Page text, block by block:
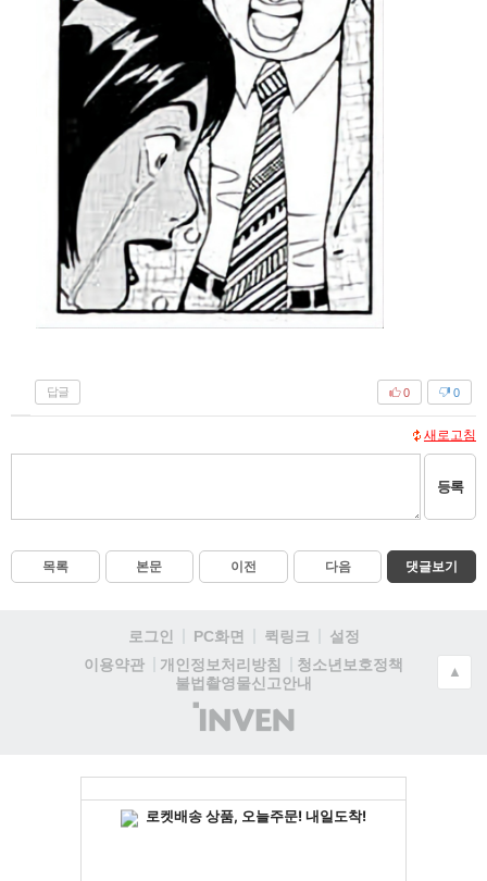
답글 0
0
새로고침
등록
목록 본문 이전 다음 댓글보기
로그인 PC화면 퀵링크
설정
이용약관
개인정보처리방침
청소년보호정책
불법촬영물신고안내
(주)
인
▲